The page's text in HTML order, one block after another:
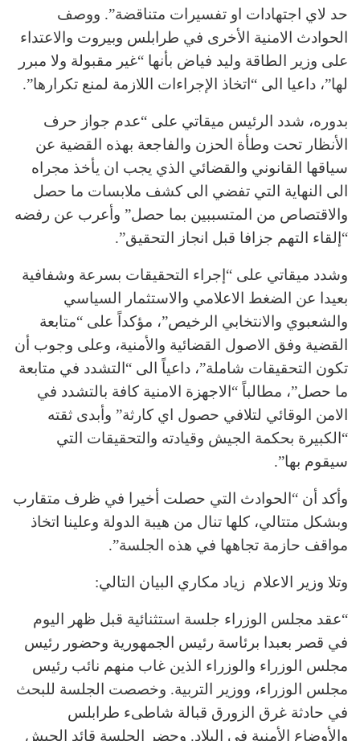
حد لاي اجتهادات او تفسيرات متناقضة”. ووصف
الحوادث الامنية الأخرى في طرابلس وبيروت والاعتداء
على وزير الطاقة وليد فياض بأنها “غير مقبولة ولا مبرر
لها”، داعيا الى “اتخاذ الإجراءات اللازمة لمنع تكرارها”.
بدوره، شدد الرئيس ميقاتي على “عدم جواز حرف
الأنظار تحت وطأة الحزن والفاجعة بهذه القضية عن
سياقها القانوني والقضائي الذي يجب ان يأخذ مجراه
الى النهاية التي تفضي الى كشف ملابسات ما حصل
والاقتصاص من المتسببين بما حصل” وأعرب عن رفضه
“إلقاء التهم جزافا قبل انجاز التحقيق”.
وشدد ميقاتي على “إجراء التحقيقات بسرعة وشفافية
بعيدا عن الضغط الاعلامي والاستثمار السياسي
والشعبوي والانتخابي الرخيص”، مؤكداً على “متابعة
القضية وفق الاصول القضائية والأمنية، وعلى وجوب أن
تكون التحقيقات شاملة”، داعياً الى “التشدد في متابعة
ما حصل”، مطالباً “الاجهزة الامنية كافة بالتشدد في
الامن الوقائي لتلافي حصول اي كارثة” وأبدى ثقته
“الكبيرة بحكمة الجيش وقيادته والتحقيقات التي
سيقوم بها”.
وأكد أن “الحوادث التي حصلت أخيرا في ظرف متقارب
وبشكل متتالي، كلها تنال من هيبة الدولة وعلينا اتخاذ
مواقف حازمة تجاهها في هذه الجلسة”.
وتلا وزير الاعلام زياد مكاري البيان التالي:
“عقد مجلس الوزراء جلسة استثنائية قبل ظهر اليوم
في قصر بعبدا برئاسة رئيس الجمهورية وحضور رئيس
مجلس الوزراء والوزراء الذين غاب منهم نائب رئيس
مجلس الوزراء، ووزير التربية. وخصصت الجلسة للبحث
في حادثة غرق الزورق قبالة شاطىء طرابلس
والأوضاع الأمنية في البلاد. وحضر الجلسة قائد الجيش